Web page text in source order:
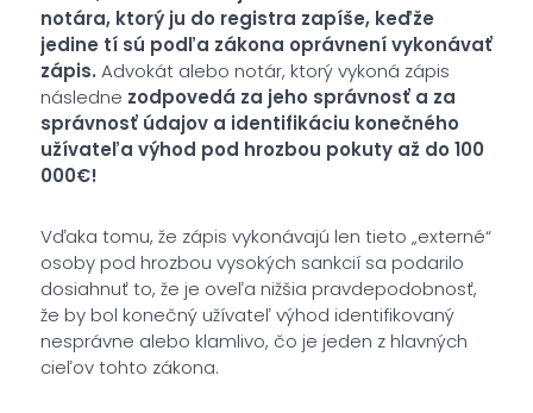
notára, ktorý ju do registra zapíše, keďže
jedine tí sú podľa zákona oprávnení vykonávať
zápis. Advokát alebo notár, ktorý vykoná zápis
následne zodpovedá za jeho správnosť a za
správnosť údajov a identifikáciu konečného
užívateľa výhod pod hrozbou pokuty až do 100
000€!
Vďaka tomu, že zápis vykonávajú len tieto „externé“
osoby pod hrozbou vysokých sankcií sa podarilo
dosiahnuť to, že je oveľa nižšia pravdepodobnosť,
že by bol konečný užívateľ výhod identifikovaný
nesprávne alebo klamlivo, čo je jeden z hlavných
cieľov tohto zákona.